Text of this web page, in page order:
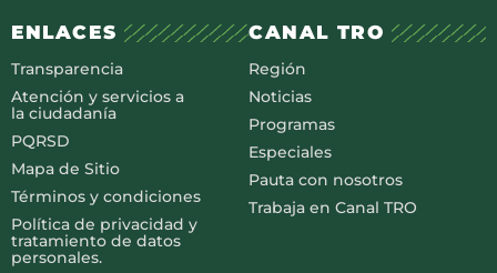
ENLACES
Transparencia
Atención y servicios a
la ciudadanía
PQRSD
Mapa de Sitio
Términos y condiciones
Política de privacidad y
tratamiento de datos
personales.
CANAL TRO
Región
Noticias
Programas
Especiales
Pauta con nosotros
Trabaja en Canal TRO